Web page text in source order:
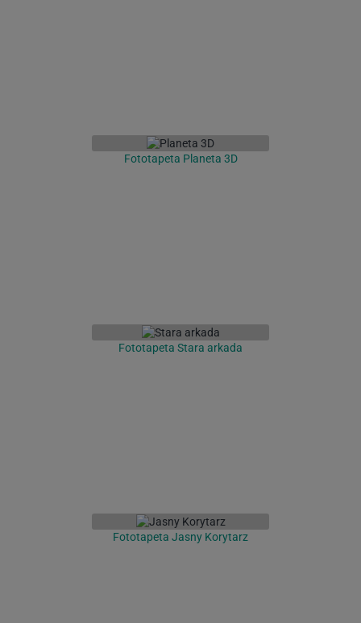
Fototapeta Planeta 3D
Fototapeta Stara arkada
Fototapeta Jasny Korytarz